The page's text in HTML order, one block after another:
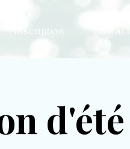
Inscription Contact
d'été